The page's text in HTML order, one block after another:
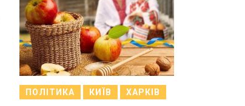
ПОЛІТИКА КИЇВ ХАРКІВ